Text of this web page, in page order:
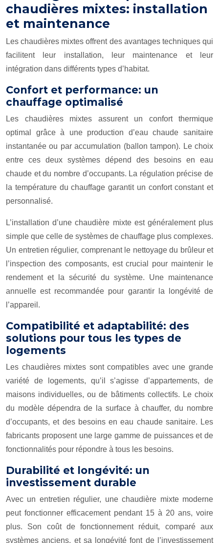
chaudières mixtes: installation
et maintenance
Les chaudières mixtes offrent des avantages techniques qui
facilitent leur installation, leur maintenance et leur
intégration dans différents types d’habitat.
Confort et performance: un
chauffage optimalisé
Les chaudières mixtes assurent un confort thermique
optimal grâce à une production d’eau chaude sanitaire
instantanée ou par accumulation (ballon tampon). Le choix
entre ces deux systèmes dépend des besoins en eau
chaude et du nombre d’occupants. La régulation précise de
la température du chauffage garantit un confort constant et
personnalisé.
L’installation d’une chaudière mixte est généralement plus
simple que celle de systèmes de chauffage plus complexes.
Un entretien régulier, comprenant le nettoyage du brûleur et
l’inspection des composants, est crucial pour maintenir le
rendement et la sécurité du système. Une maintenance
annuelle est recommandée pour garantir la longévité de
l’appareil.
Compatibilité et adaptabilité: des
solutions pour tous les types de
logements
Les chaudières mixtes sont compatibles avec une grande
variété de logements, qu’il s’agisse d’appartements, de
maisons individuelles, ou de bâtiments collectifs. Le choix
du modèle dépendra de la surface à chauffer, du nombre
d’occupants, et des besoins en eau chaude sanitaire. Les
fabricants proposent une large gamme de puissances et de
fonctionnalités pour répondre à tous les besoins.
Durabilité et longévité: un
investissement durable
Avec un entretien régulier, une chaudière mixte moderne
peut fonctionner efficacement pendant 15 à 20 ans, voire
plus. Son coût de fonctionnement réduit, comparé aux
systèmes anciens, et sa longévité font de l’investissement